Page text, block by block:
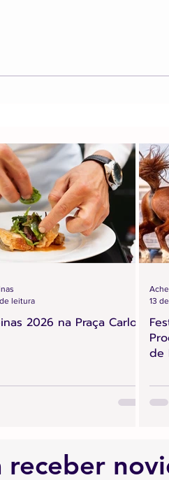
2026 na Praça Carlos
leitura
de
13
receber